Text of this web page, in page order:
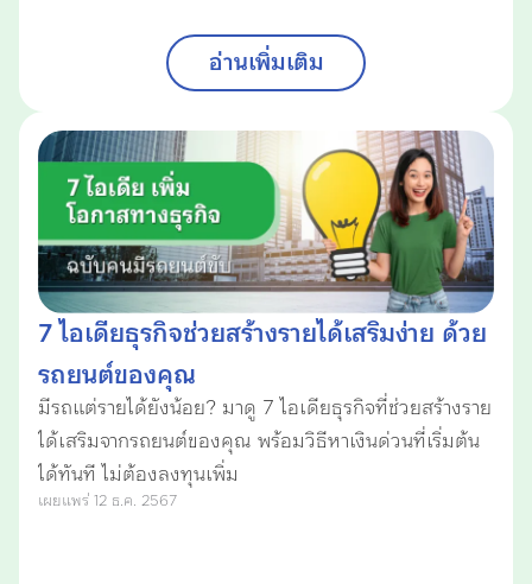
อ่านเพิ่มเติม
7 ไอเดียธุรกิจช่วยสร้างรายได้เสริมง่าย ด้วย
รถยนต์ของคุณ
มีรถแต่รายได้ยังน้อย? มาดู 7 ไอเดียธุรกิจที่ช่วยสร้างราย
ได้เสริมจากรถยนต์ของคุณ พร้อมวิธีหาเงินด่วนที่เริ่มต้น
ได้ทันที ไม่ต้องลงทุนเพิ่ม
เผยแพร่ 12 ธ.ค. 2567